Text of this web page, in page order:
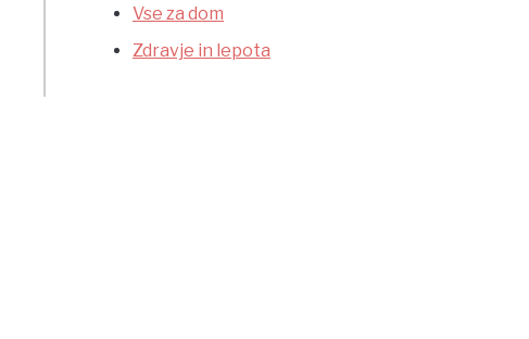
Vse za dom
Zdravje in lepota